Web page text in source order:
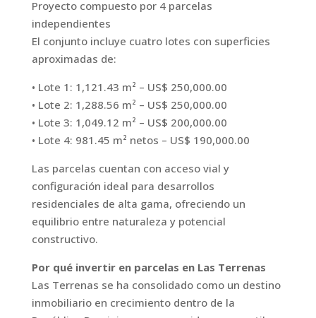
Proyecto compuesto por 4 parcelas
independientes
El conjunto incluye cuatro lotes con superficies
aproximadas de:
• Lote 1: 1,121.43 m² – US$ 250,000.00
• Lote 2: 1,288.56 m² – US$ 250,000.00
• Lote 3: 1,049.12 m² – US$ 200,000.00
• Lote 4: 981.45 m² netos – US$ 190,000.00
Las parcelas cuentan con acceso vial y
configuración ideal para desarrollos
residenciales de alta gama, ofreciendo un
equilibrio entre naturaleza y potencial
constructivo.
Por qué invertir en parcelas en Las Terrenas
Las Terrenas se ha consolidado como un destino
inmobiliario en crecimiento dentro de la